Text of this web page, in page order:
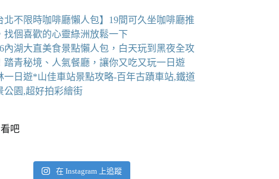
北不限時咖啡廳懶人包】19間可久坐咖啡廳推
找個喜歡的心靈綠洲放鬆一下
內湖大直美食景點懶人包，白天玩到黑夜全攻
踏青秘境、人氣餐廳，讓你又吃又玩一日遊
一日遊*山佳車站景點攻略-百年古蹟車站,鐵道
公園,超好拍彩繪街
吧
在 Instagram 上追蹤